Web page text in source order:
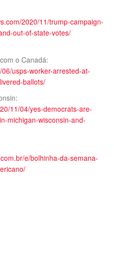
2020/11/trump-campaign-
out-of-state-votes/
o Canadá:
usps-worker-arrested-at-
ballots/
11/04/yes-democrats-are-
michigan-wisconsin-and-
e/bolhinha-da-semana-